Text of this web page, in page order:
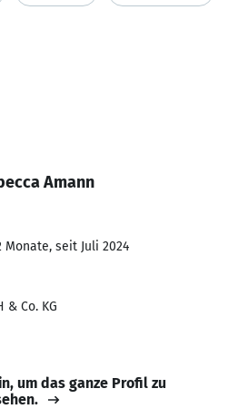
Amann
Monate, seit Juli 2024
& Co. KG
um das ganze Profil zu